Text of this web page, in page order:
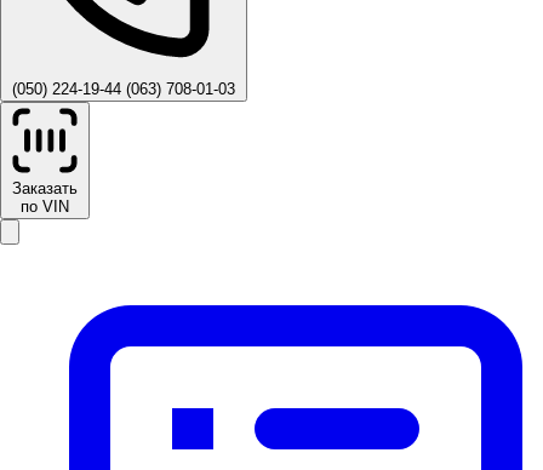
(050) 224-19-44 (063) 708-01-03
Заказать
по VIN